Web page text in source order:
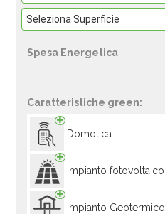
Spesa Energetica
Caratteristiche green:
Domotica
Impianto fotovoltaico
Impianto Geotermico